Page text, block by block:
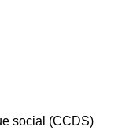
social (CCDS)